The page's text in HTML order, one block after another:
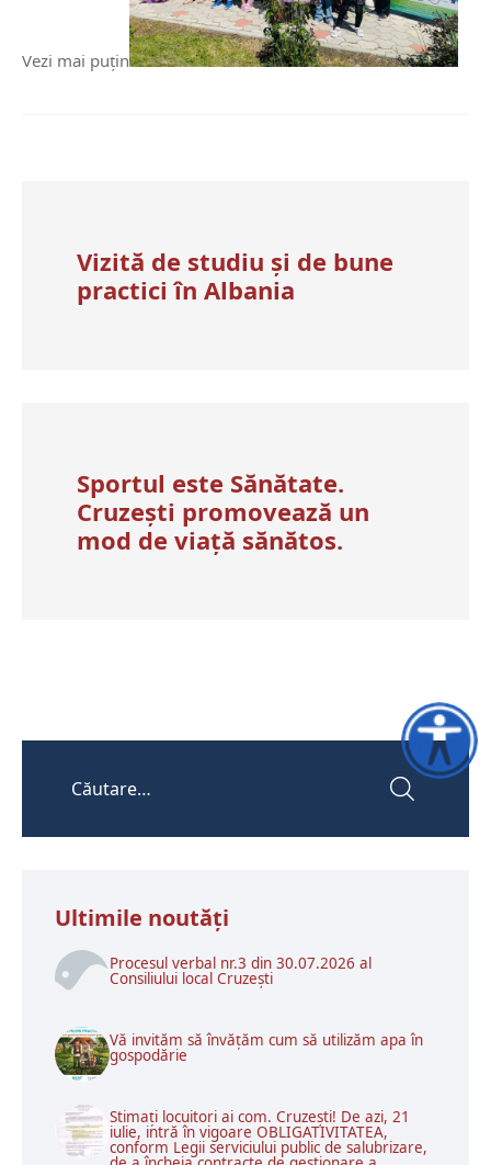
Vezi mai puţin
Vizită de studiu și de bune
practici în Albania
Sportul este Sănătate.
Cruzești promovează un
mod de viață sănătos.
Ultimile noutăţi
Procesul verbal nr.3 din 30.07.2026 al
Consiliului local Cruzești
Vă invităm să învățăm cum să utilizăm apa în
gospodărie
Stimați locuitori ai com. Cruzești! De azi, 21
iulie, intră în vigoare OBLIGATIVITATEA,
conform Legii serviciului public de salubrizare,